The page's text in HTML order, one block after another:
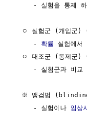
- 실험을 통제
ㅇ 실험군 (개입군
     -
확률 실험에
ㅇ 대조군 (통제군
- 실험군과 비교
※ 맹검법
     - 실험이나
임상